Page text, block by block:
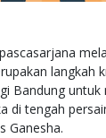
langkah
Bandung untuk
di tengah
Ganesha.